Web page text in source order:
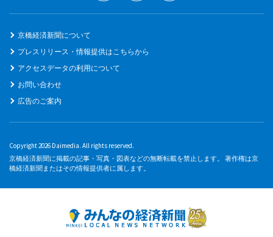
京橋経済新聞について
プレスリリース・情報提供はこちらから
アクセスデータの利用について
お問い合わせ
広告のご案内
Copyright 2026 Daimedia. All rights reserved.
京橋経済新聞に掲載の記事・写真・図表などの無断転載を禁止します。 著作権は京
橋経済新聞またはその情報提供者に属します。